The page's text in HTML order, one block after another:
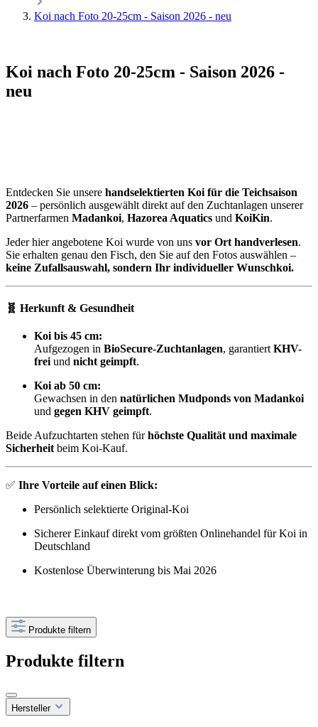
Koi nach Foto 20-25cm - Saison 2026 - neu
Koi nach Foto 20-25cm - Saison 2026 -
neu
Entdecken Sie unsere handselektierten Koi für die Teichsaison
2026 – persönlich ausgewählt direkt auf den Zuchtanlagen unserer
Partnerfarmen Madankoi, Hazorea Aquatics und KoiKin.
Jeder hier angebotene Koi wurde von uns vor Ort handverlesen.
Sie erhalten genau den Fisch, den Sie auf den Fotos auswählen –
keine Zufallsauswahl, sondern Ihr individueller Wunschkoi.
🧬 Herkunft & Gesundheit
Koi bis 45 cm:
Aufgezogen in BioSecure-Zuchtanlagen, garantiert KHV-
frei und nicht geimpft.
Koi ab 50 cm:
Gewachsen in den natürlichen Mudponds von Madankoi
und gegen KHV geimpft.
Beide Aufzuchtarten stehen fürhöchste Qualität und maximale
Sicherheit beim Koi-Kauf.
✅ Ihre Vorteile auf einen Blick:
Persönlich selektierte Original-Koi
Sicherer Einkauf direkt vom größten Onlinehandel für Koi in
Deutschland
Kostenlose Überwinterung bis Mai 2026
Produkte filtern
Produkte filtern
Hersteller